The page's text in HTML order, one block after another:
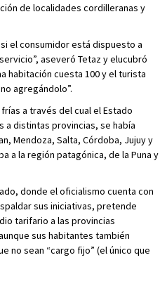
de localidades cordilleranas y
el consumidor está dispuesto a
aseveró Tetaz y elucubró
habitación cuesta 100 y el turista
agregándolo”.
a través del cual el Estado
a distintas provincias, se había
Mendoza, Salta, Córdoba, Jujuy y
a la región patagónica, de la Puna y
donde el oficialismo cuenta con
sus iniciativas, pretende
tarifario a las provincias
sus habitantes también
no sean “cargo fijo” (el único que